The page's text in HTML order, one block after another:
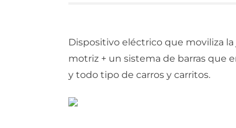
Dispositivo eléctrico que moviliza
motriz + un sistema de barras que
y todo tipo de carros y carritos.